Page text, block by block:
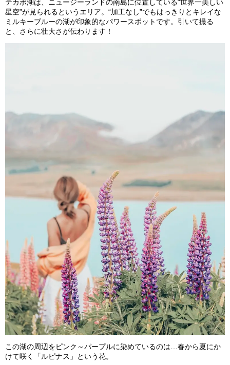
テカポ湖は、ニュージーランドの南島に位置している“世界一美しい
星空”が見られるというエリア。“加工なし”でもはっきりとキレイな
ミルキーブルーの湖が印象的なパワースポットです。引いて撮る
と、さらに壮大さが伝わります！
この湖の周辺をピンク～パープルに染めているのは…春から夏にか
けて咲く「ルピナス」という花。